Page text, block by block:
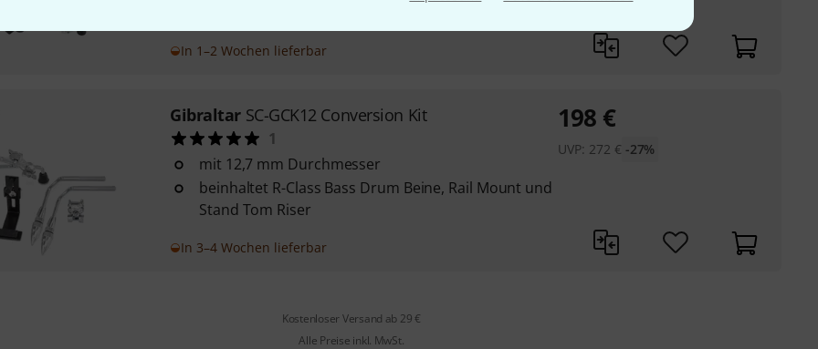
In 1–2 Wochen lieferbar
Gibraltar SC-GCK12 Conversion Kit
1
mit 12,7 mm Durchmesser
beinhaltet R-Class Bass Drum Beine, Rail Mount und
Stand Tom Riser
In 3–4 Wochen lieferbar
198 €
UVP: 272 € -27%
Kostenloser Versand ab 29 €
Alle Preise inkl. MwSt.